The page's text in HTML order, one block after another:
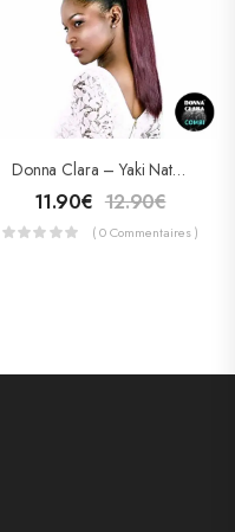
Donna Clara – Yaki Natural Combi
11.90€ 12.90€
( 0 Commentaires )